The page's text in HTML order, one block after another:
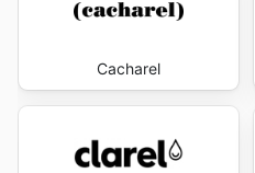
Cacharel